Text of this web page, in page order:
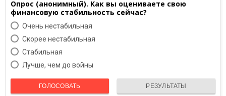
Опрос (анонимный). Как вы оцениваете свою
финансовую стабильность сейчас?
Очень нестабильная
Скорее нестабильная
Cтабильная
Лучше, чем до войны
ГОЛОСОВАТЬ РЕЗУЛЬТАТЫ